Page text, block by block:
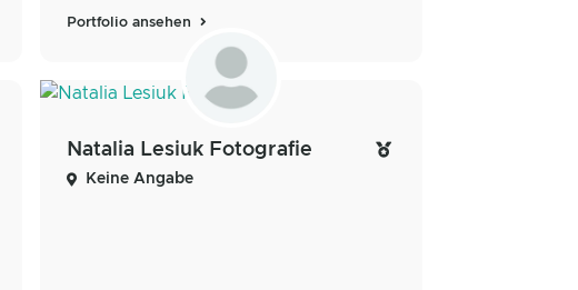
Portfolio ansehen
Natalia Lesiuk Fotografie
Keine Angabe